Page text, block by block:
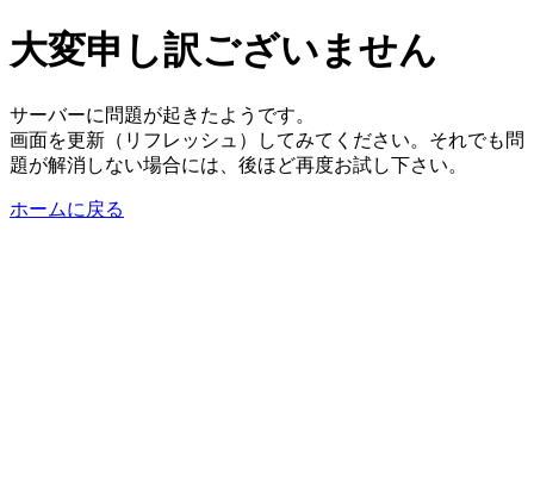
大変申し訳ございません
サーバーに問題が起きたようです。
画面を更新（リフレッシュ）してみてください。それでも問
題が解消しない場合には、後ほど再度お試し下さい。
ホームに戻る